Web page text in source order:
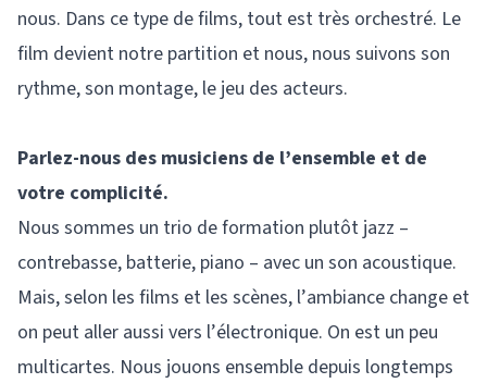
nous. Dans ce type de films, tout est très orchestré. Le
film devient notre partition et nous, nous suivons son
rythme, son montage, le jeu des acteurs.
Parlez-nous des musiciens de l’ensemble et de
votre complicité.
Nous sommes un trio de formation plutôt jazz –
contrebasse, batterie, piano – avec un son acoustique.
Mais, selon les films et les scènes, l’ambiance change et
on peut aller aussi vers l’électronique. On est un peu
multicartes. Nous jouons ensemble depuis longtemps